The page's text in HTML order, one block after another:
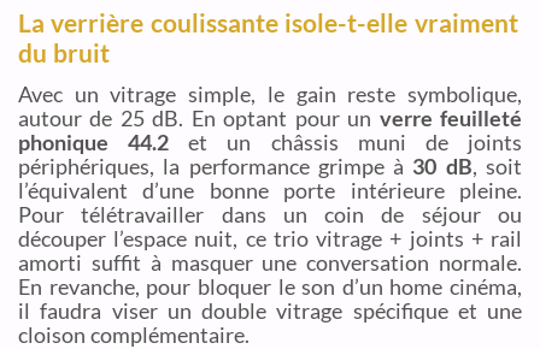
La verrière coulissante isole-t-elle vraiment
du bruit
Avec un vitrage simple, le gain reste symbolique,
autour de 25 dB. En optant pour un verre feuilleté
phonique 44.2 et un châssis muni de joints
périphériques, la performance grimpe à 30 dB, soit
l’équivalent d’une bonne porte intérieure pleine.
Pour télétravailler dans un coin de séjour ou
découper l’espace nuit, ce trio vitrage + joints + rail
amorti suffit à masquer une conversation normale.
En revanche, pour bloquer le son d’un home cinéma,
il faudra viser un double vitrage spécifique et une
cloison complémentaire.